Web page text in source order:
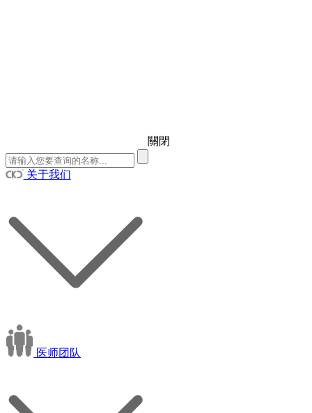
關閉
关于我们
医师团队